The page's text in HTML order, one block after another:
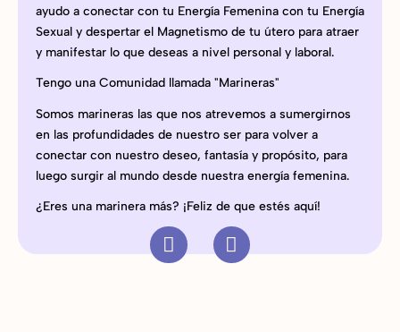
ayudo a conectar con tu Energía Femenina con tu Energía
Sexual y despertar el Magnetismo de tu útero para atraer
y manifestar lo que deseas a nivel personal y laboral.
Tengo una Comunidad llamada "Marineras"
Somos marineras las que nos atrevemos a sumergirnos
en las profundidades de nuestro ser para volver a
conectar con nuestro deseo, fantasía y propósito, para
luego surgir al mundo desde nuestra energía femenina.
¿Eres una marinera más? ¡Feliz de que estés aquí!